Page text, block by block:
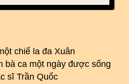
chiế la đa Xuân
bà ca một ngày được sống
sĩ Trần Quốc